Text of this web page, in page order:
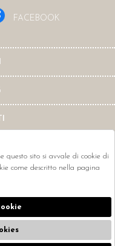
FACEBOOK
questo sito si avvale di cookie di
come descritto nella pagina